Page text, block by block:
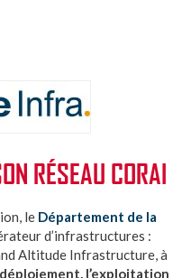
RÉSEAU CORAI
le Département de la
d’infrastructures :
Altitude Infrastructure, à
l’exploitation